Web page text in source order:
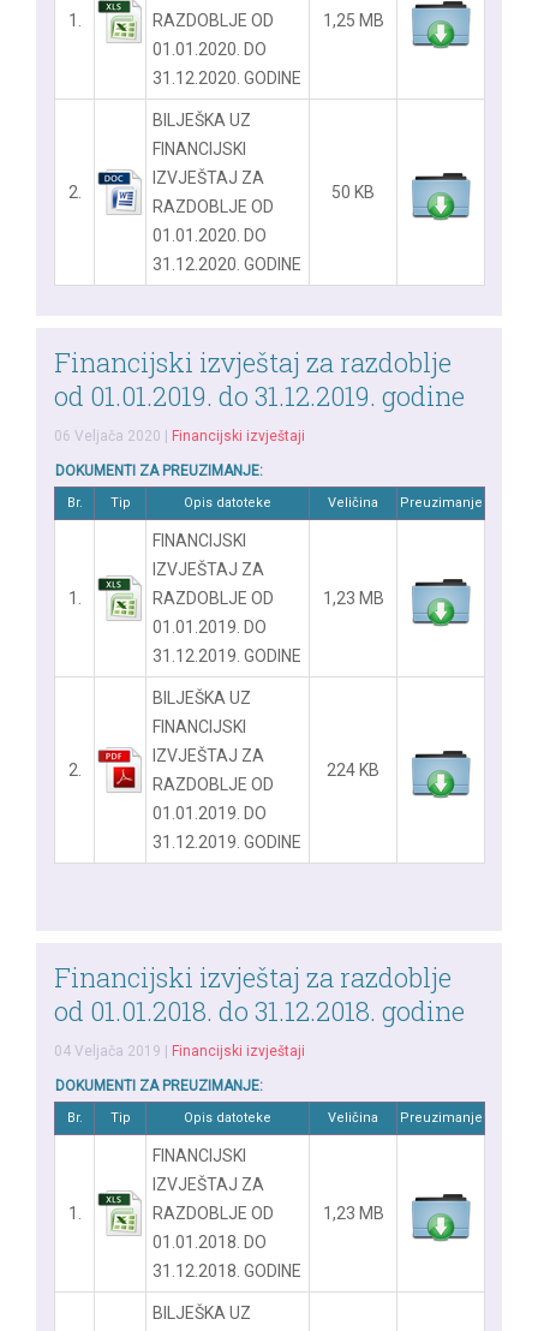
1.
RAZDOBLJE OD
01.01.2020. DO
31.12.2020. GODINE
1,25 MB
2.
BILJEŠKA UZ
FINANCIJSKI
IZVJEŠTAJ ZA
RAZDOBLJE OD
01.01.2020. DO
31.12.2020. GODINE
50 KB
Financijski izvještaj za razdoblje
od 01.01.2019. do 31.12.2019. godine
06 Veljača 2020 Financijski izvještaji
DOKUMENTI ZA PREUZIMANJE:
Br. Tip Opis datoteke Veličina Preuzimanje
1.
FINANCIJSKI
IZVJEŠTAJ ZA
RAZDOBLJE OD
01.01.2019. DO
31.12.2019. GODINE
1,23 MB
2.
BILJEŠKA UZ
FINANCIJSKI
IZVJEŠTAJ ZA
RAZDOBLJE OD
01.01.2019. DO
31.12.2019. GODINE
224 KB
Financijski izvještaj za razdoblje
od 01.01.2018. do 31.12.2018. godine
04 Veljača 2019 Financijski izvještaji
DOKUMENTI ZA PREUZIMANJE:
Br. Tip Opis datoteke Veličina Preuzimanje
1.
FINANCIJSKI
IZVJEŠTAJ ZA
RAZDOBLJE OD
01.01.2018. DO
31.12.2018. GODINE
1,23 MB
BILJEŠKA UZ